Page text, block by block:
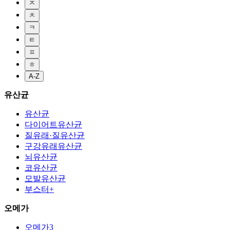
ㅈ
ㅊ
ㅋ
ㅌ
ㅍ
ㅎ
A-Z
유산균
유산균
다이어트유산균
질유래·질유산균
구강유래유산균
뇌유산균
코유산균
모발유산균
부스터+
오메가
오메가3